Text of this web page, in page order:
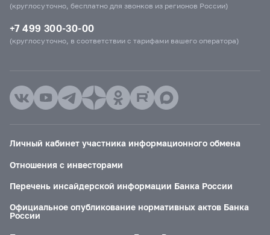
(круглосуточно, бесплатно для звонков из регионов России)
+7 499 300-30-00
(круглосуточно, в соответствии с тарифами вашего оператора)
Личный кабинет участника информационного обмена
Отношения с инвесторами
Перечень инсайдерской информации Банка России
Официальное опубликование нормативных актов Банка
России